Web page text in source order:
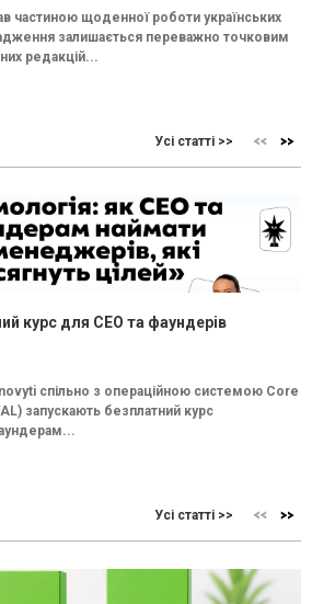
частиною щоденної роботи українських
залишається переважно точковим
редакцій...
Усі статті >>
курс для CEO та фаундерів
спільно з операційною системою Core
запускають безплатний курс
Усі статті >>